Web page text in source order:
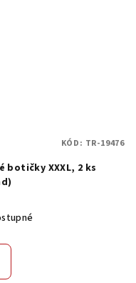
XXXL, 2 ks
KÓD: TR-19476